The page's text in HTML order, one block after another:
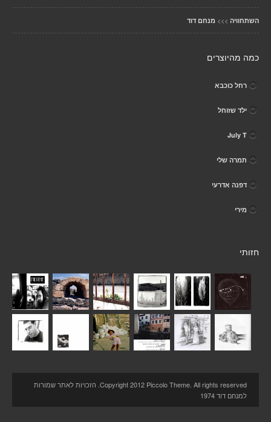
השתחוויה >>> מנחם דוד
כמה מהיוצרים
רחל כוכבא
ילד שזוחל
July T
תמרה שלי
דפנה אדרעי
מירי
חזותי
Copyright 2012 Piccolo Theme. All rights reserved. הזכויות לאתר שמורות
למנחם דוד 1974